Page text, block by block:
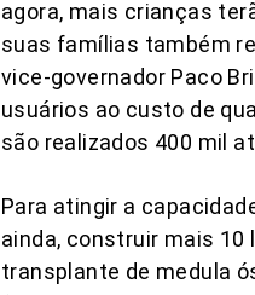
agora, mais crianças
suas famílias também
vice-governador Paco
usuários ao custo de
são realizados 400 mil
Para atingir a
ainda, construir mais
transplante de medula